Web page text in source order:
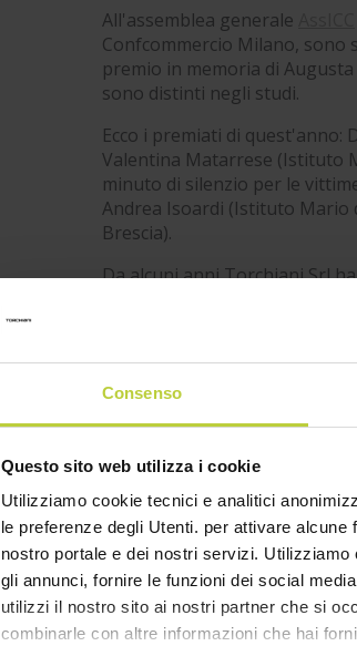
Consenso
Questo sito web utilizza i cookie
Utilizziamo cookie tecnici e analitici
le preferenze degli Utenti. per attivare
nostro portale e dei nostri servizi.
gli annunci, fornire le funzioni dei social
utilizzi il nostro sito ai nostri partner che si
combinarle con altre informazioni che hai
All'assemblea generale
Confcommercio Milano, sono
premio in memoria di
sono distinti negli studi.
Ecco i premiati di quest'anno:
Valentina Matarrese (Istituto
minuto di silenzio per le
Andrea Isoardi (Istituto Mario
Brescia).
Da alcuni anni Torchiani Srl